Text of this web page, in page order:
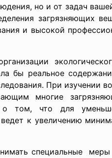
но и от задач
загрязняющих
и высокой
бы реальное
При изучении
многие
том, что для
к увеличению
специальные меры